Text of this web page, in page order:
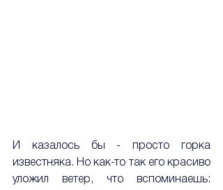
И казалось бы - просто горка
известняка. Но как-то так его красиво
уложил ветер, что вспоминаешь: